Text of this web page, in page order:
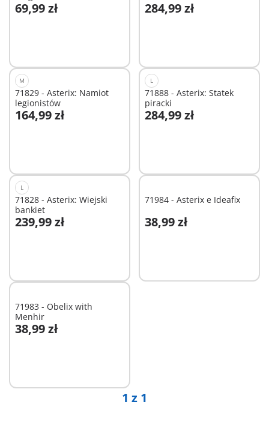
69,99 zł
Dodaj do koszyka 284,99 zł
Dodaj do koszyka
M
71829 - Asterix: Namiot
legionistów
164,99 zł
Dodaj do koszyka
L
71888 - Asterix: Statek
piracki
284,99 zł
L
71828 - Asterix: Wiejski
bankiet
239,99 zł
Dodaj do koszyka
71984 - Asterix e Ideafix
38,99 zł
Dodaj do koszyka
71983 - Obelix with
Menhir
38,99 zł
Dodaj do koszyka
1 z 1